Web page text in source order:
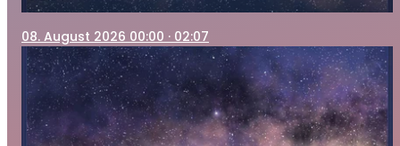
08. August 2026 00:00 · 02:07